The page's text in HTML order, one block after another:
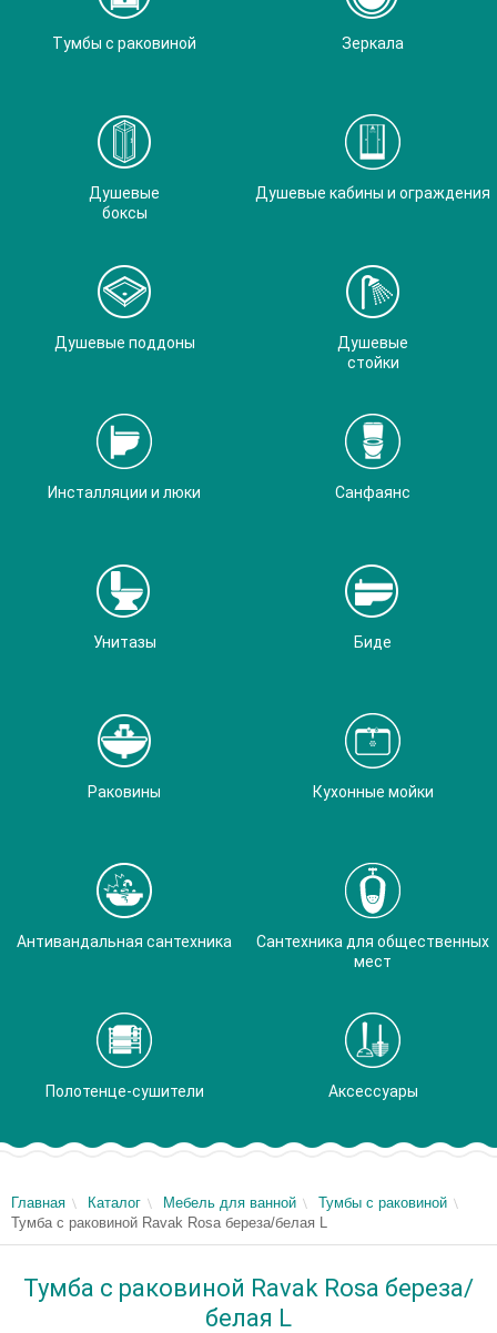
Тумбы с раковиной Зеркала
Душевые
боксы
Душевые кабины и ограждения
Душевые поддоны
Душевые
стойки
Инсталляции и люки Санфаянс
Унитазы Биде
Раковины Кухонные мойки
Антивандальная сантехника
Сантехника для общественных
мест
Полотенце-сушители Аксессуары
Главная Каталог Мебель для ванной
Тумбы с раковиной
Тумба с раковиной Ravak Rosa береза/белая L
Тумба с раковиной Ravak Rosa береза/
белая L